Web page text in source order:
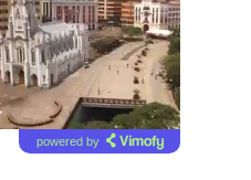
powered by